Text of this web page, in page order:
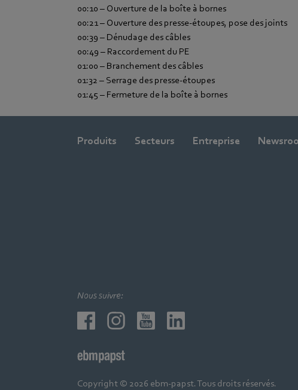
00:10 – Ouverture de la boîte à bornes
00:21 – Ouverture des presse-étoupes, pose des joints
00:39 – Dénudage des câbles
00:49 – Raccordement du PE
01:00 – Branchement des câbles
01:32 – Serrage des presse-étoupes
01:45 – Fermeture de la boîte à bornes
Produits Secteurs Entreprise
Nous suivre:
Copyright © 2026 ebm-papst. Tous droits réservés.